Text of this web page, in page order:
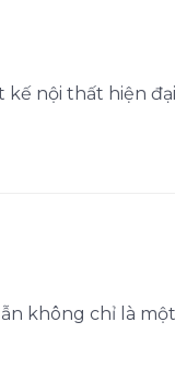
nội thất hiện
không chỉ là